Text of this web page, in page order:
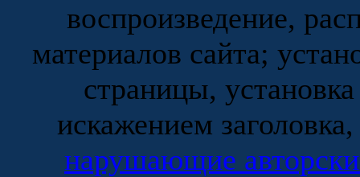
воспроизведение,
материалов сайта;
страницы,
искажением
нарушающие